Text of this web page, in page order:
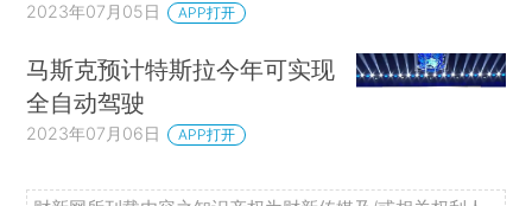
2023年07月05日 APP打开
马斯克预计特斯拉今年可实现
全自动驾驶
2023年07月06日 APP打开